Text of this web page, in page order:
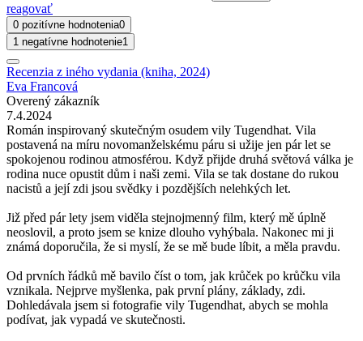
reagovať
0 pozitívne hodnotenia0
1 negatívne hodnotenie1
Recenzia z iného vydania (kniha, 2024)
Eva Francová
Overený zákazník
7.4.2024
Román inspirovaný skutečným osudem vily Tugendhat. Vila
postavená na míru novomanželskému páru si užije jen pár let se
spokojenou rodinou atmosférou. Když přijde druhá světová válka je
rodina nuce opustit dům i naši zemi. Vila se tak dostane do rukou
nacistů a její zdi jsou svědky i pozdějších nelehkých let.
Již před pár lety jsem viděla stejnojmenný film, který mě úplně
neoslovil, a proto jsem se knize dlouho vyhýbala. Nakonec mi ji
známá doporučila, že si myslí, že se mě bude líbit, a měla pravdu.
Od prvních řádků mě bavilo číst o tom, jak krůček po krůčku vila
vznikala. Nejprve myšlenka, pak první plány, základy, zdi.
Dohledávala jsem si fotografie vily Tugendhat, abych se mohla
podívat, jak vypadá ve skutečnosti.